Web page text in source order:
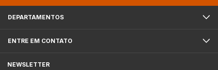
DEPARTAMENTOS
ENTRE EM CONTATO
NEWSLETTER